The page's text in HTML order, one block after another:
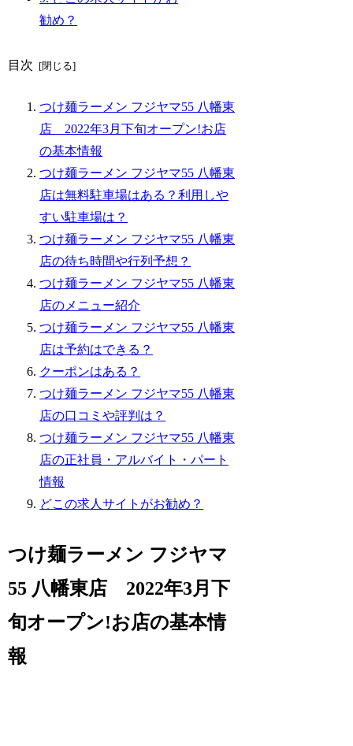
勧め？
目次
つけ麺ラーメン フジヤマ55 八幡東
店 2022年3月下旬オープン!お店
の基本情報
つけ麺ラーメン フジヤマ55 八幡東
店は無料駐車場はある？利用しや
すい駐車場は？
つけ麺ラーメン フジヤマ55 八幡東
店の待ち時間や行列予想？
つけ麺ラーメン フジヤマ55 八幡東
店のメニュー紹介
つけ麺ラーメン フジヤマ55 八幡東
店は予約はできる？
クーポンはある？
つけ麺ラーメン フジヤマ55 八幡東
店の口コミや評判は？
つけ麺ラーメン フジヤマ55 八幡東
店の正社員・アルバイト・パート
情報
どこの求人サイトがお勧め？
つけ麺ラーメン フジヤマ
55 八幡東店 2022年3月下
旬オープン!お店の基本情
報